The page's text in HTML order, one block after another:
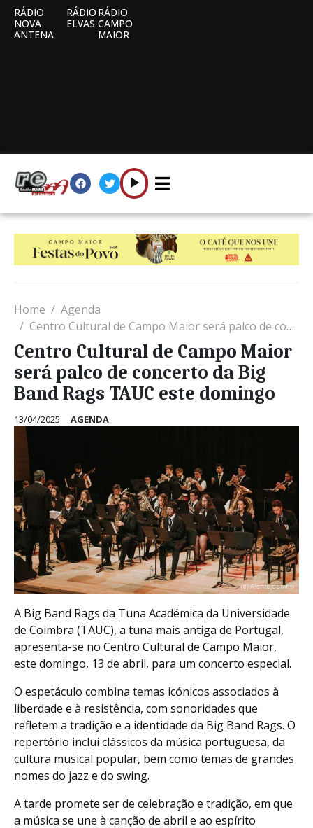
RÁDIO
NOVA
ANTENA
RÁDIO
ELVAS
RÁDIO
CAMPO
MAIOR
Home
Agenda
Centro Cultural de Campo Maior será palco de concerto da Big Band Rags TAUC este domingo
Centro Cultural de Campo Maior
será palco de concerto da Big
Band Rags TAUC este domingo
13/04/2025 AGENDA
A Big Band Rags da Tuna Académica da Universidade
de Coimbra (TAUC), a tuna mais antiga de Portugal,
apresenta-se no Centro Cultural de Campo Maior,
este domingo, 13 de abril, para um concerto especial.
O espetáculo combina temas icónicos associados à
liberdade e à resistência, com sonoridades que
refletem a tradição e a identidade da Big Band Rags. O
repertório inclui clássicos da música portuguesa, da
cultura musical popular, bem como temas de grandes
nomes do jazz e do swing.
A tarde promete ser de celebração e tradição, em que
a música se une à canção de abril e ao espírito